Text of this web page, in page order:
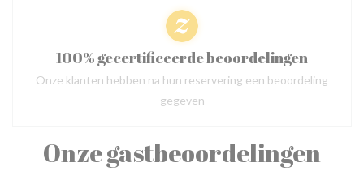
Onze gastbeoordelingen
100% gecertificeerde beoordelingen
Onze klanten hebben na hun reservering een beoordeling
gegeven